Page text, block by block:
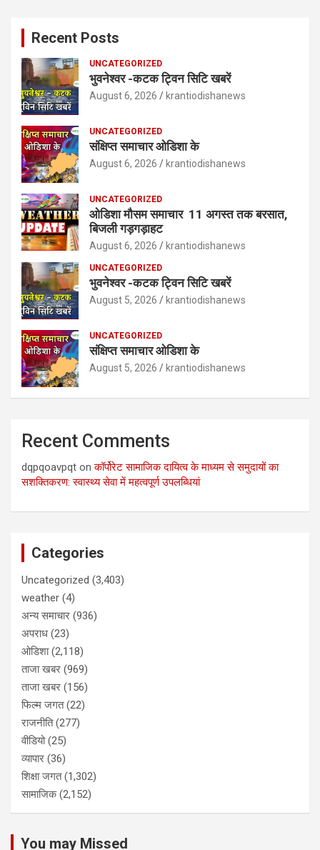
Recent Posts
UNCATEGORIZED
भुवनेश्वर -कटक ट्विन सिटि खबरें
August 6, 2026 krantiodishanews
UNCATEGORIZED
संक्षिप्त समाचार ओडिशा के
August 6, 2026 krantiodishanews
UNCATEGORIZED
ओडिशा मौसम समाचार 11 अगस्त तक बरसात,
बिजली गड़गड़ाहट
August 6, 2026 krantiodishanews
UNCATEGORIZED
भुवनेश्वर -कटक ट्विन सिटि खबरें
August 5, 2026 krantiodishanews
UNCATEGORIZED
संक्षिप्त समाचार ओडिशा के
August 5, 2026 krantiodishanews
Recent Comments
dqpqoavpqt onकॉर्पोरेट सामाजिक दायित्व के माध्यम से समुदायों का
सशक्तिकरण: स्वास्थ्य सेवा में महत्वपूर्ण उपलब्धियां
Categories
Uncategorized (3,403)
weather (4)
अन्य समाचार (936)
अपराध (23)
ओडिशा(2,118)
ताजा खबर (969)
ताजा खबर (156)
फिल्म जगत(22)
राजनीति(277)
वीडियो(25)
व्यापार (36)
शिक्षा जगत(1,302)
सामाजिक(2,152)
You may Missed